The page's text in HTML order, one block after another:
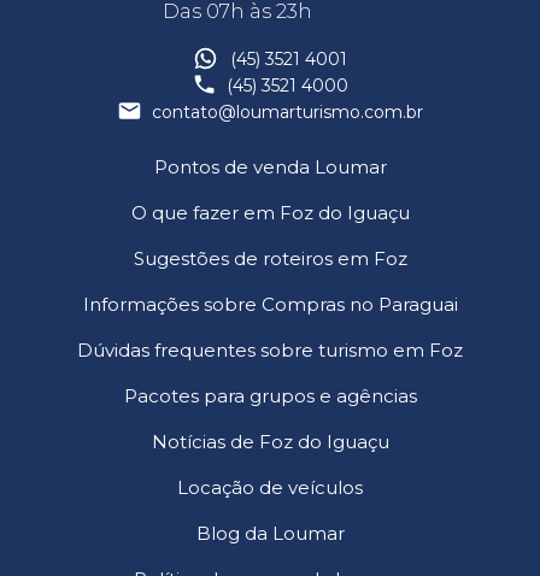
Das 07h às 23h
(45) 3521 4001
(45) 3521 4000
contato@loumarturismo.com.br
Pontos de venda Loumar
O que fazer em Foz do Iguaçu
Sugestões de roteiros em Foz
Informações sobre Compras no Paraguai
Dúvidas frequentes sobre turismo em Foz
Pacotes para grupos e agências
Notícias de Foz do Iguaçu
Locação de veículos
Blog da Loumar